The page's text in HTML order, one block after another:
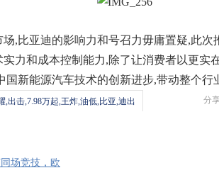
,比亚迪的影响力和号召力毋庸置疑,此次
实力和成本控制能力,除了让消费者以更实
国新能源汽车技术的创新进步,带动整个行
分
,出击,7.98万起,王炸,油低,比亚,迪出
场竞技，欧